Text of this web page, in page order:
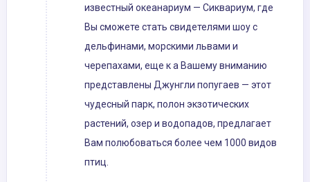
известный океанариум — Сиквариум, где
Вы сможете стать свидетелями шоу с
дельфинами, морскими львами и
черепахами, еще к а Вашему вниманию
представлены Джунгли попугаев — этот
чудесный парк, полон экзотических
растений, озер и водопадов, предлагает
Вам полюбоваться более чем 1000 видов
птиц.